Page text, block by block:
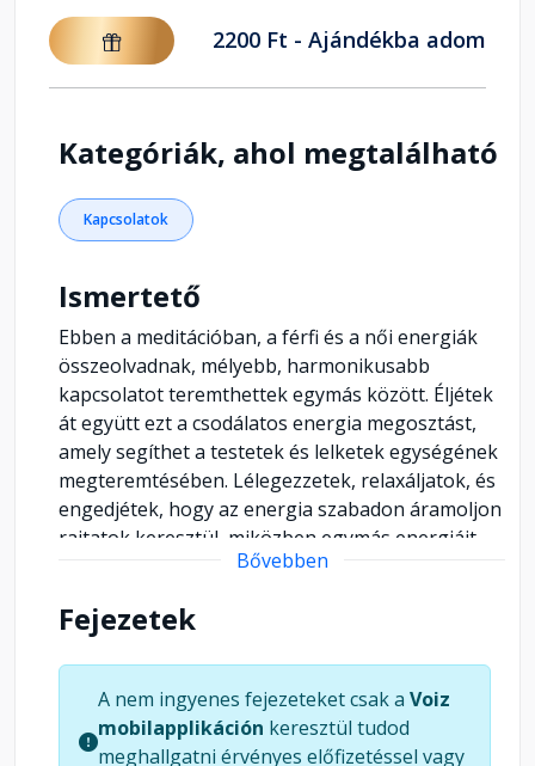
2200 Ft - Ajándékba adom
Kategóriák, ahol megtalálható
Kapcsolatok
Ismertető
Ebben a meditációban, a férfi és a női energiák
összeolvadnak, mélyebb, harmonikusabb
kapcsolatot teremthettek egymás között. Éljétek
át együtt ezt a csodálatos energia megosztást,
amely segíthet a testetek és lelketek egységének
megteremtésében. Lélegezzetek, relaxáljatok, és
engedjétek, hogy az energia szabadon áramoljon
rajtatok keresztül, miközben egymás energiáit
összehangoljátok. Tapasztaljátok meg a szeretet
magatokat a kölcsönös összefonódásnak. Ezt a
egy új szintre emelni a köztük lévő harmóniát és
intimitást. *Önfejlesztés iránt érdeklődőknek:
Bővebben
Fejezetek
A nem ingyenes fejezeteket csak a Voiz
mobilapplikáción keresztül tudod
meghallgatni érvényes előfizetéssel vagy